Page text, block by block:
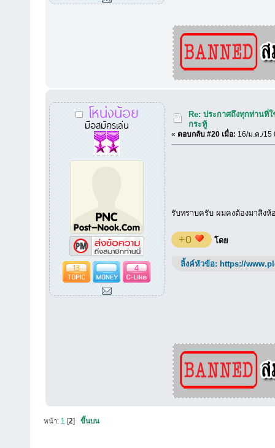
โหน่งน้อย
มือสมัครเล่น
13 4
Re: ประกาศถึงทุกท่านที่
กระทู้
« ตอบกลับ #20 เมื่อ: 16/ม.ค./15
รับทราบครับ ผมคงต้องมาสิง
+0 โดย
ลิ้งค์หัวข้อ: https://
หน้า: 1 [2 ]ขึ้นบน